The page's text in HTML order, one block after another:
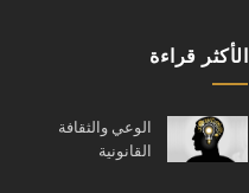
الأكثر قراءة
الوعي والثقافة
القانونية